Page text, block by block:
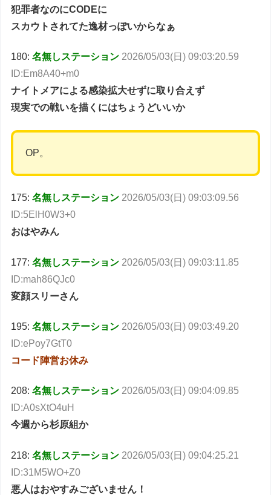
犯罪者なのにCODEに
スカウトされてた逸材っぽいからなぁ
180:名無しステーション 2026/05/03(日) 09:03:20.59
ID:Em8A40+m0
ナイトメアによる感染拡大せずに取り合えず
現実での戦いを描くにはちょうどいいか
OP。
175:名無しステーション 2026/05/03(日) 09:03:09.56
ID:5ElH0W3+0
おはやみん
177:名無しステーション 2026/05/03(日) 09:03:11.85
ID:mah86QJc0
変顔スリーさん
195:名無しステーション 2026/05/03(日) 09:03:49.20
ID:ePoy7GtT0
コード陣営お休み
208:名無しステーション 2026/05/03(日) 09:04:09.85
ID:A0sXtO4uH
今週から杉原組か
218:名無しステーション 2026/05/03(日) 09:04:25.21
ID:31M5WO+Z0
悪人はおやすみございません！